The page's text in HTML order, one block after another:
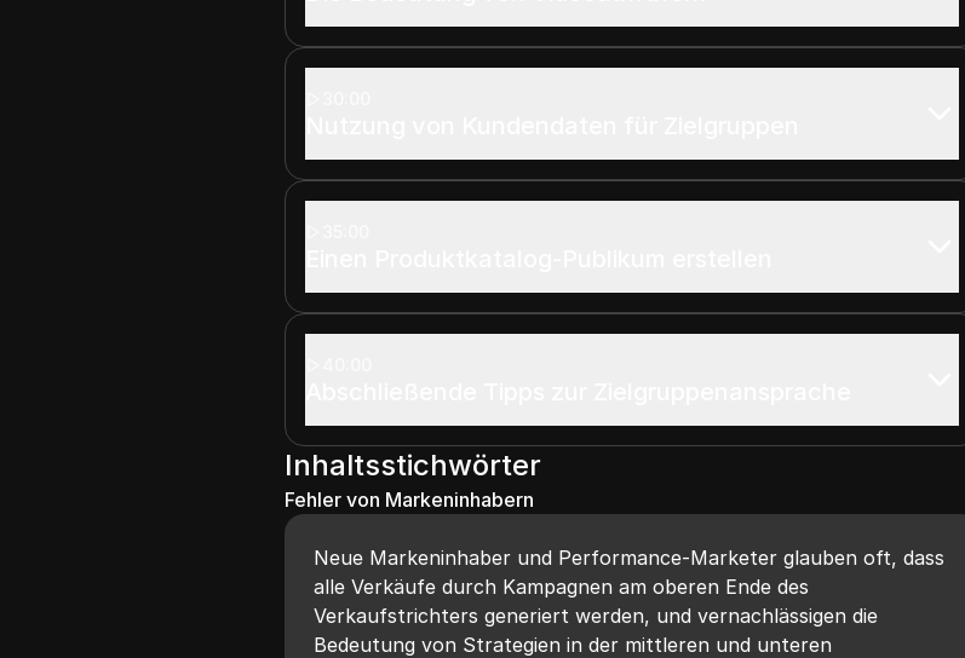
Inhaltsstichwörter
Fehler von Markeninhabern
Neue Markeninhaber und Performance-Marketer glauben oft, dass
alle Verkäufe durch Kampagnen am oberen Ende des
Verkaufstrichters generiert werden, und vernachlässigen die
Bedeutung von Strategien in der mittleren und unteren